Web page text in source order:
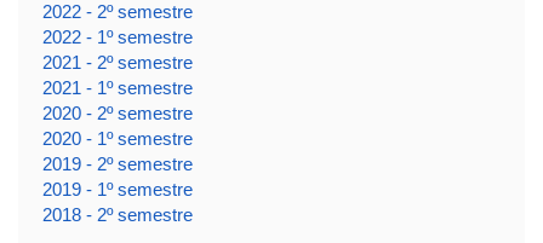
2022 - 2º semestre
2022 - 1º semestre
2021 - 2º semestre
2021 - 1º semestre
2020 - 2º semestre
2020 - 1º semestre
2019 - 2º semestre
2019 - 1º semestre
2018 - 2º semestre